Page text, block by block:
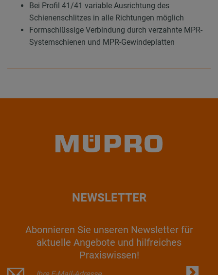
Bei Profil 41/41 variable Ausrichtung des
Schienenschlitzes in alle Richtungen möglich
Formschlüssige Verbindung durch verzahnte MPR-
Systemschienen und MPR-Gewindeplatten
NEWSLETTER
Abonnieren Sie unseren Newsletter für
aktuelle Angebote und hilfreiches
Praxiswissen!